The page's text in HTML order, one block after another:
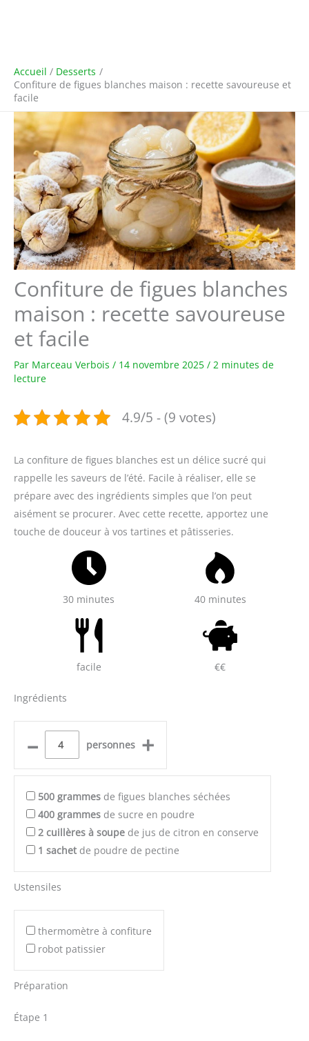
Accueil
Desserts
Confiture de figues blanches maison : recette savoureuse et
facile
Confiture de figues blanches
maison : recette savoureuse
et facile
Par Marceau Verbois / 14 novembre 2025 / 2 minutes de
lecture
4.9/5 - (9 votes)
La confiture de figues blanches est un délice sucré qui
rappelle les saveurs de l’été. Facile à réaliser, elle se
prépare avec des ingrédients simples que l’on peut
aisément se procurer. Avec cette recette, apportez une
touche de douceur à vos tartines et pâtisseries.
30 minutes 40 minutes
facile €€
Ingrédients
– personnes +
500 grammes de figues blanches séchées
400 grammes de sucre en poudre
2 cuillères à soupe de jus de citron en conserve
1 sachet de poudre de pectine
Ustensiles
thermomètre à confiture
robot patissier
Préparation
Étape 1